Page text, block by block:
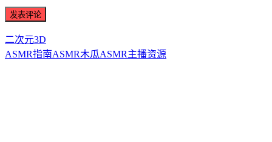
二次元3D
ASMR指南ASMR木瓜ASMR主播资源